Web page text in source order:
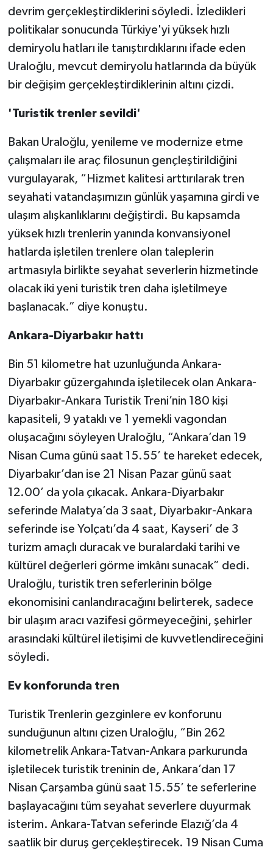
devrim gerçekleştirdiklerini söyledi. İzledikleri
politikalar sonucunda Türkiye'yi yüksek hızlı
demiryolu hatları ile tanıştırdıklarını ifade eden
Uraloğlu, mevcut demiryolu hatlarında da büyük
bir değişim gerçekleştirdiklerinin altını çizdi.
'Turistik trenler sevildi'
Bakan Uraloğlu, yenileme ve modernize etme
çalışmaları ile araç filosunun gençleştirildiğini
vurgulayarak, “Hizmet kalitesi arttırılarak tren
seyahati vatandaşımızın günlük yaşamına girdi ve
ulaşım alışkanlıklarını değiştirdi. Bu kapsamda
yüksek hızlı trenlerin yanında konvansiyonel
hatlarda işletilen trenlere olan taleplerin
artmasıyla birlikte seyahat severlerin hizmetinde
olacak iki yeni turistik tren daha işletilmeye
başlanacak.” diye konuştu.
Ankara-Diyarbakır hattı
Bin 51 kilometre hat uzunluğunda Ankara-
Diyarbakır güzergahında işletilecek olan Ankara-
Diyarbakır-Ankara Turistik Treni’nin 180 kişi
kapasiteli, 9 yataklı ve 1 yemekli vagondan
oluşacağını söyleyen Uraloğlu, “Ankara’dan 19
Nisan Cuma günü saat 15.55’ te hareket edecek,
Diyarbakır’dan ise 21 Nisan Pazar günü saat
12.00’ da yola çıkacak. Ankara-Diyarbakır
seferinde Malatya’da 3 saat, Diyarbakır-Ankara
seferinde ise Yolçatı’da 4 saat, Kayseri’ de 3
turizm amaçlı duracak ve buralardaki tarihi ve
kültürel değerleri görme imkânı sunacak” dedi.
Uraloğlu, turistik tren seferlerinin bölge
ekonomisini canlandıracağını belirterek, sadece
bir ulaşım aracı vazifesi görmeyeceğini, şehirler
arasındaki kültürel iletişimi de kuvvetlendireceğini
söyledi.
Ev konforunda tren
Turistik Trenlerin gezginlere ev konforunu
sunduğunun altını çizen Uraloğlu, “Bin 262
kilometrelik Ankara-Tatvan-Ankara parkurunda
işletilecek turistik treninin de, Ankara’dan 17
Nisan Çarşamba günü saat 15.55’ te seferlerine
başlayacağını tüm seyahat severlere duyurmak
isterim. Ankara-Tatvan seferinde Elazığ’da 4
saatlik bir duruş gerçekleştirecek. 19 Nisan Cuma